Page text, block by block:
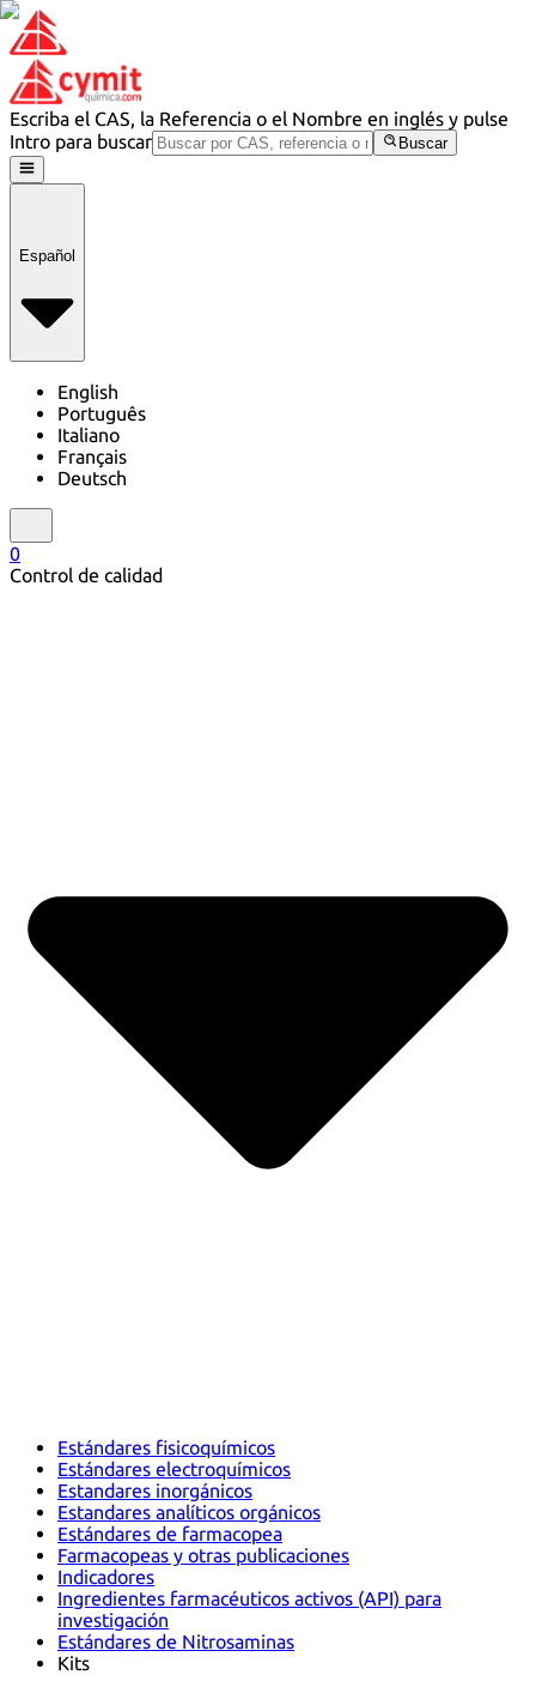
Escriba el CAS, la Referencia o el Nombre en inglés y pulse
Intro para buscar
Buscar
Español
English
Português
Italiano
Français
Deutsch
0
Control de calidad
Estándares fisicoquímicos
Estándares electroquímicos
Estandares inorgánicos
Estandares analíticos orgánicos
Estándares de farmacopea
Farmacopeas y otras publicaciones
Indicadores
Ingredientes farmacéuticos activos (API) para
investigación
Estándares de Nitrosaminas
Kits